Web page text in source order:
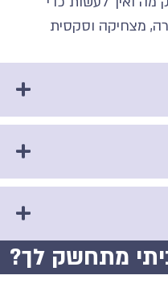
מצחיקה וסקסית
מתחשק לך?